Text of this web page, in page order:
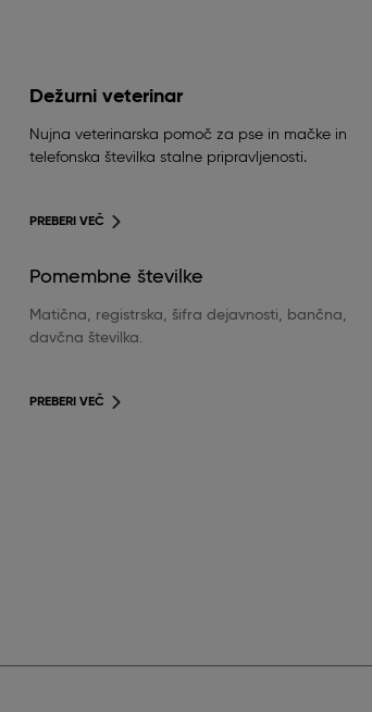
Dežurni veterinar
Nujna veterinarska pomoč za pse in mačke in
telefonska številka stalne pripravljenosti.
PREBERI VEČ
Pomembne številke
Matična, registrska, šifra dejavnosti, bančna,
davčna številka.
PREBERI VEČ